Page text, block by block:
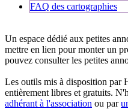
FAQ des cartographies
Un espace dédié aux petites
mettre en lien pour monter un
pouvez consulter les petites
Les outils mis à disposition par
entièrement libres et gratuits.
adhérant à l'association ou par